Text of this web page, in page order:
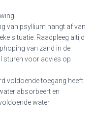
van psyllium hangt af van
situatie. Raadpleeg altijd
van zand in de
sturen voor advies op
voldoende toegang heeft
absorbeert en
water